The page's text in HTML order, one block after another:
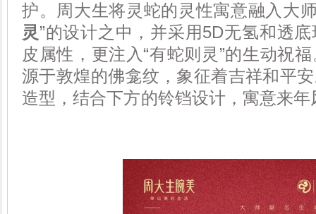
护。周大生将灵蛇的灵性寓意融入大
灵”的设计之中，并采用5D无氢和透
皮属性，更注入“有蛇则灵”的生动祝
源于敦煌的佛龛纹，象征着吉祥和平
造型，结合下方的铃铛设计，寓意来